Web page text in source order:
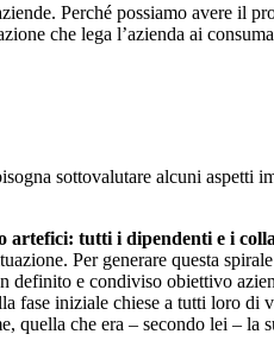
Perché possiamo avere il
che lega l’azienda ai
sottovalutare alcuni aspetti
artefici: tutti i dipendenti e i
Per generare questa
definito e condiviso obiettivo
fase iniziale chiese a tutti loro di
quella che era – secondo lei – la